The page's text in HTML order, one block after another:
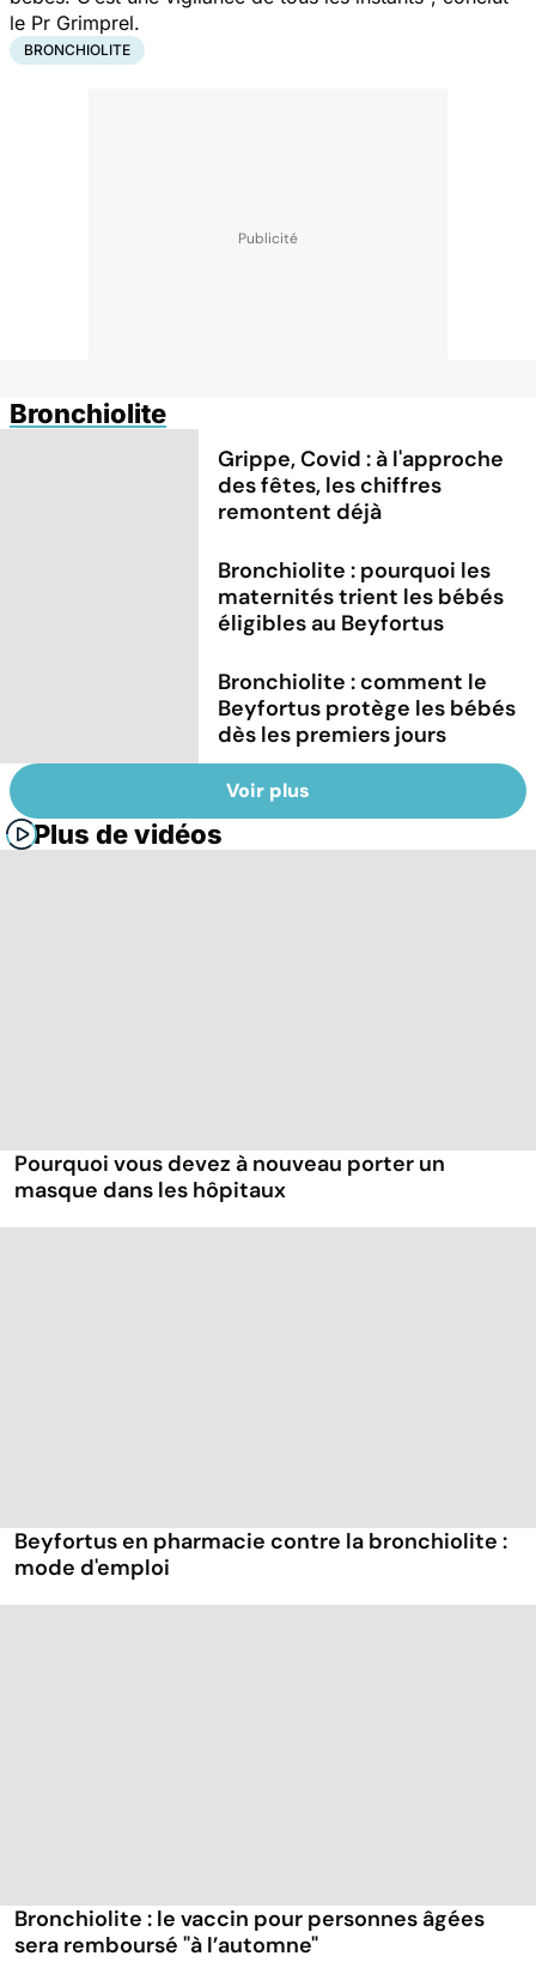
le Pr Grimprel.
BRONCHIOLITE
Bronchiolite
Grippe, Covid : à l'approche
des fêtes, les chiffres
remontent déjà
Bronchiolite : pourquoi les
maternités trient les bébés
éligibles au Beyfortus
Bronchiolite : comment le
Beyfortus protège les bébés
dès les premiers jours
Voir plus
Plus de vidéos
Pourquoi vous devez à nouveau porter un
masque dans les hôpitaux
Beyfortus en pharmacie contre la bronchiolite :
mode d'emploi
Bronchiolite : le vaccin pour personnes âgées
sera remboursé "à l’automne"